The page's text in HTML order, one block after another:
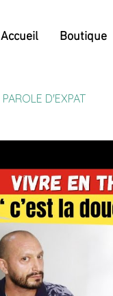
Accueil Boutique
PAROLE D'EXPAT